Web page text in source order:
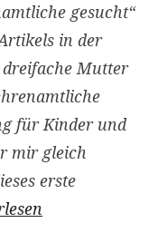
gesucht“
in der
Mutter
für Kinder und
mir gleich
erste